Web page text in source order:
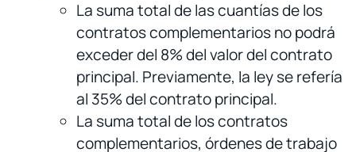
La suma total de las cuantías de los
contratos complementarios no podrá
exceder del 8% del valor del contrato
principal. Previamente, la ley se refería
al 35% del contrato principal.
La suma total de los contratos
complementarios, órdenes de trabajo